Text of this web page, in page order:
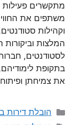
מתקשרים פעילות
משתפים את
וקהילות
המלצות וביקורות
לסטודנטים,
בתקופת
את צמיחתן
קטגוריות
הובלת דירות